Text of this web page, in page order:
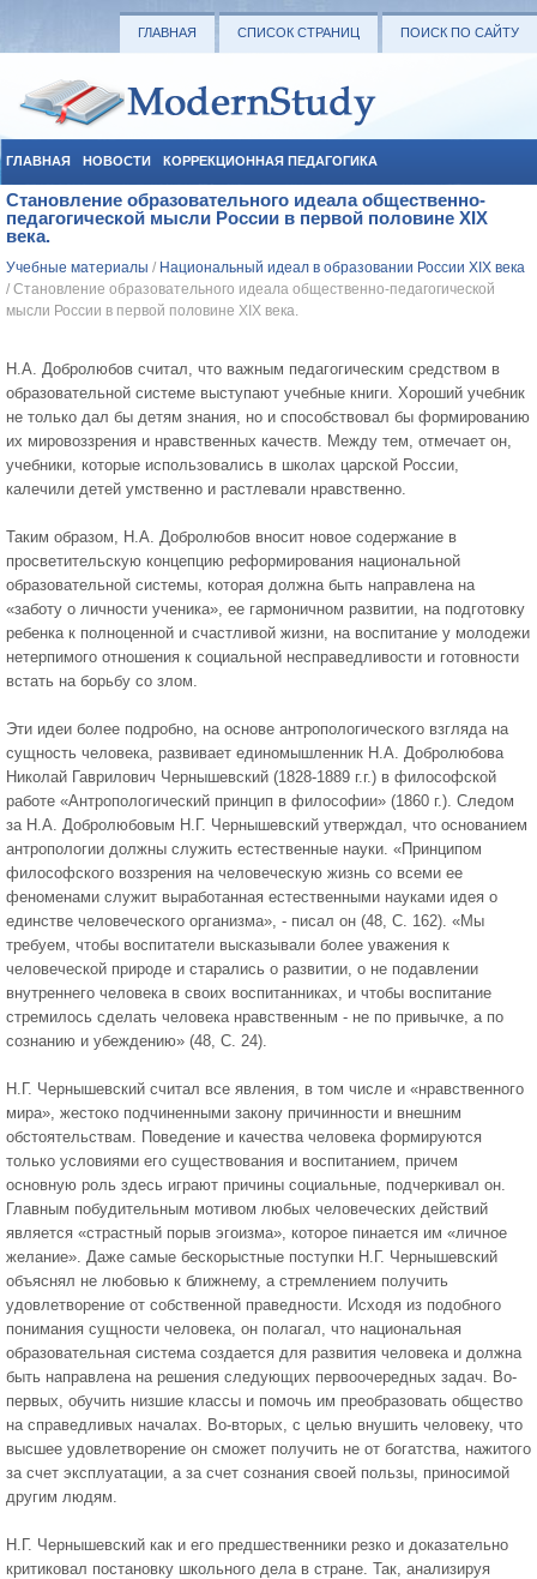
ГЛАВНАЯ СПИСОК СТРАНИЦ ПОИСК ПО САЙТУ
ГЛАВНАЯ НОВОСТИ КОРРЕКЦИОННАЯ ПЕДАГОГИКА
СОЦИАЛЬНАЯ ПЕДАГОГИКА УЧЕБНЫЕ МАТЕРИАЛЫ
Становление образовательного идеала общественно-
педагогической мысли России в первой половине XIX
века.
Учебные материалы / Национальный идеал в образовании России XIX века
/ Становление образовательного идеала общественно-педагогической
мысли России в первой половине XIX века.
Н.А. Добролюбов считал, что важным педагогическим средством в
образовательной системе выступают учебные книги. Хороший учебник
не только дал бы детям знания, но и способствовал бы формированию
их мировоззрения и нравственных качеств. Между тем, отмечает он,
учебники, которые использовались в школах царской России,
калечили детей умственно и растлевали нравственно.
Таким образом, Н.А. Добролюбов вносит новое содержание в
просветительскую концепцию реформирования национальной
образовательной системы, которая должна быть направлена на
«заботу о личности ученика», ее гармоничном развитии, на подготовку
ребенка к полноценной и счастливой жизни, на воспитание у молодежи
нетерпимого отношения к социальной несправедливости и готовности
встать на борьбу со злом.
Эти идеи более подробно, на основе антропологического взгляда на
сущность человека, развивает единомышленник Н.А. Добролюбова
Николай Гаврилович Чернышевский (1828-1889 г.г.) в философской
работе «Антропологический принцип в философии» (1860 г.). Следом
за Н.А. Добролюбовым Н.Г. Чернышевский утверждал, что основанием
антропологии должны служить естественные науки. «Принципом
философского воззрения на человеческую жизнь со всеми ее
феноменами служит выработанная естественными науками идея о
единстве человеческого организма», - писал он (48, С. 162). «Мы
требуем, чтобы воспитатели высказывали более уважения к
человеческой природе и старались о развитии, о не подавлении
внутреннего человека в своих воспитанниках, и чтобы воспитание
стремилось сделать человека нравственным - не по привычке, а по
сознанию и убеждению» (48, С. 24).
Н.Г. Чернышевский считал все явления, в том числе и «нравственного
мира», жестоко подчиненными закону причинности и внешним
обстоятельствам. Поведение и качества человека формируются
только условиями его существования и воспитанием, причем
основную роль здесь играют причины социальные, подчеркивал он.
Главным побудительным мотивом любых человеческих действий
является «страстный порыв эгоизма», которое пинается им «личное
желание». Даже самые бескорыстные поступки Н.Г. Чернышевский
объяснял не любовью к ближнему, а стремлением получить
удовлетворение от собственной праведности. Исходя из подобного
понимания сущности человека, он полагал, что национальная
образовательная система создается для развития человека и должна
быть направлена на решения следующих первоочередных задач. Во-
первых, обучить низшие классы и помочь им преобразовать общество
на справедливых началах. Во-вторых, с целью внушить человеку, что
высшее удовлетворение он сможет получить не от богатства, нажитого
за счет эксплуатации, а за счет сознания своей пользы, приносимой
другим людям.
Н.Г. Чернышевский как и его предшественники резко и доказательно
критиковал постановку школьного дела в стране. Так, анализируя